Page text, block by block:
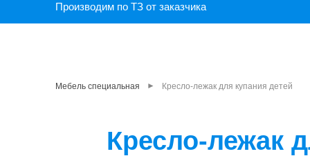
Производим по ТЗ от заказчика
Мебель специальная ► Кресло-лежак для купания детей
Кресло-лежак